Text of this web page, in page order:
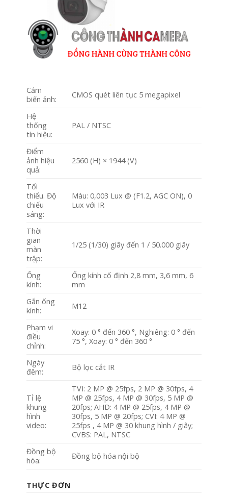
Cảm
biến ảnh:
CMOS quét liên tục 5 megapixel
Hệ
thống
tín hiệu:
PAL / NTSC
Điểm
ảnh hiệu
quả:
2560 (H) × 1944 (V)
Tối
thiểu. Độ
chiếu
sáng:
Màu: 0,003 Lux @ (F1.2, AGC ON), 0
Lux với IR
Thời
gian
màn
trập:
1/25 (1/30) giây đến 1 / 50.000 giây
Ống
kính:
Ống kính cố định 2,8 mm, 3,6 mm, 6
mm
Gắn ống
kính:
M12
Phạm vi
điều
chỉnh:
Xoay: 0 ° đến 360 °, Nghiêng: 0 ° đến
75 °, Xoay: 0 ° đến 360 °
Ngày
đêm:
Bộ lọc cắt IR
Tỉ lệ
khung
hình
video:
TVI: 2 MP @ 25fps, 2 MP @ 30fps, 4
MP @ 25fps, 4 MP @ 30fps, 5 MP @
20fps; AHD: 4 MP @ 25fps, 4 MP @
30fps, 5 MP @ 20fps; CVI: 4 MP @
25fps , 4 MP @ 30 khung hình / giây;
CVBS: PAL, NTSC
Đồng bộ
hóa:
Đồng bộ hóa nội bộ
THỰC ĐƠN